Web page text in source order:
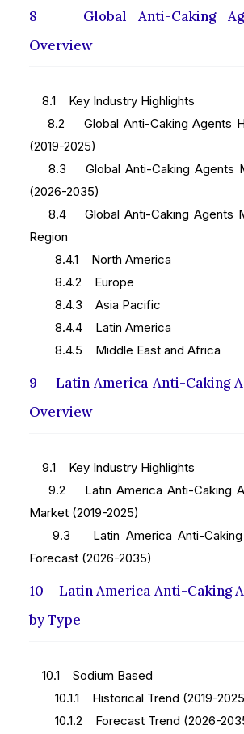
8 Global Anti-Caking
Overview
8.1 Key Industry Highlights
8.2 Global Anti-Caking Agents
(2019-2025)
8.3 Global Anti-Caking Agents
(2026-2035)
8.4 Global Anti-Caking Agents
Region
8.4.1 North America
8.4.2 Europe
8.4.3 Asia Pacific
8.4.4 Latin America
8.4.5 Middle East and Africa
9 Latin America Anti-Caking
Overview
9.1 Key Industry Highlights
9.2 Latin America Anti-Caking
Market (2019-2025)
9.3 Latin America Anti-Caking
Forecast (2026-2035)
10 Latin America Anti-Caking
by Type
10.1 Sodium Based
10.1.1 Historical Trend (2019-
10.1.2 Forecast Trend (2026-